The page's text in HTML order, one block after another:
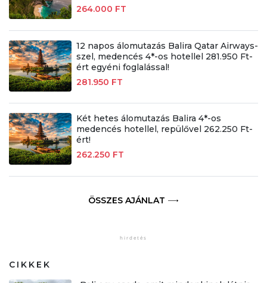
264.000 FT
12 napos álomutazás Balira Qatar Airways-
szel, medencés 4*-os hotellel 281.950 Ft-
ért egyéni foglalással!
281.950 FT
Két hetes álomutazás Balira 4*-os
medencés hotellel, repülővel 262.250 Ft-
ért!
262.250 FT
ÖSSZES AJÁNLAT
CIKKEK